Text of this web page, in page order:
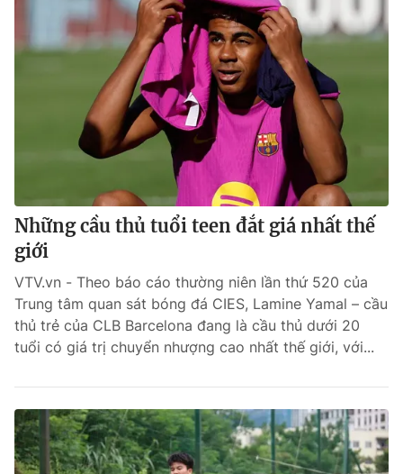
Những cầu thủ tuổi teen đắt giá nhất thế
giới
VTV.vn - Theo báo cáo thường niên lần thứ 520 của
Trung tâm quan sát bóng đá CIES, Lamine Yamal – cầu
thủ trẻ của CLB Barcelona đang là cầu thủ dưới 20
tuổi có giá trị chuyển nhượng cao nhất thế giới, với...